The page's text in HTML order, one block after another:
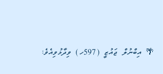
🌴 އިބްނުލް ޖައުޒީ (597ހ) ވިދާޅުވިއެވެ: